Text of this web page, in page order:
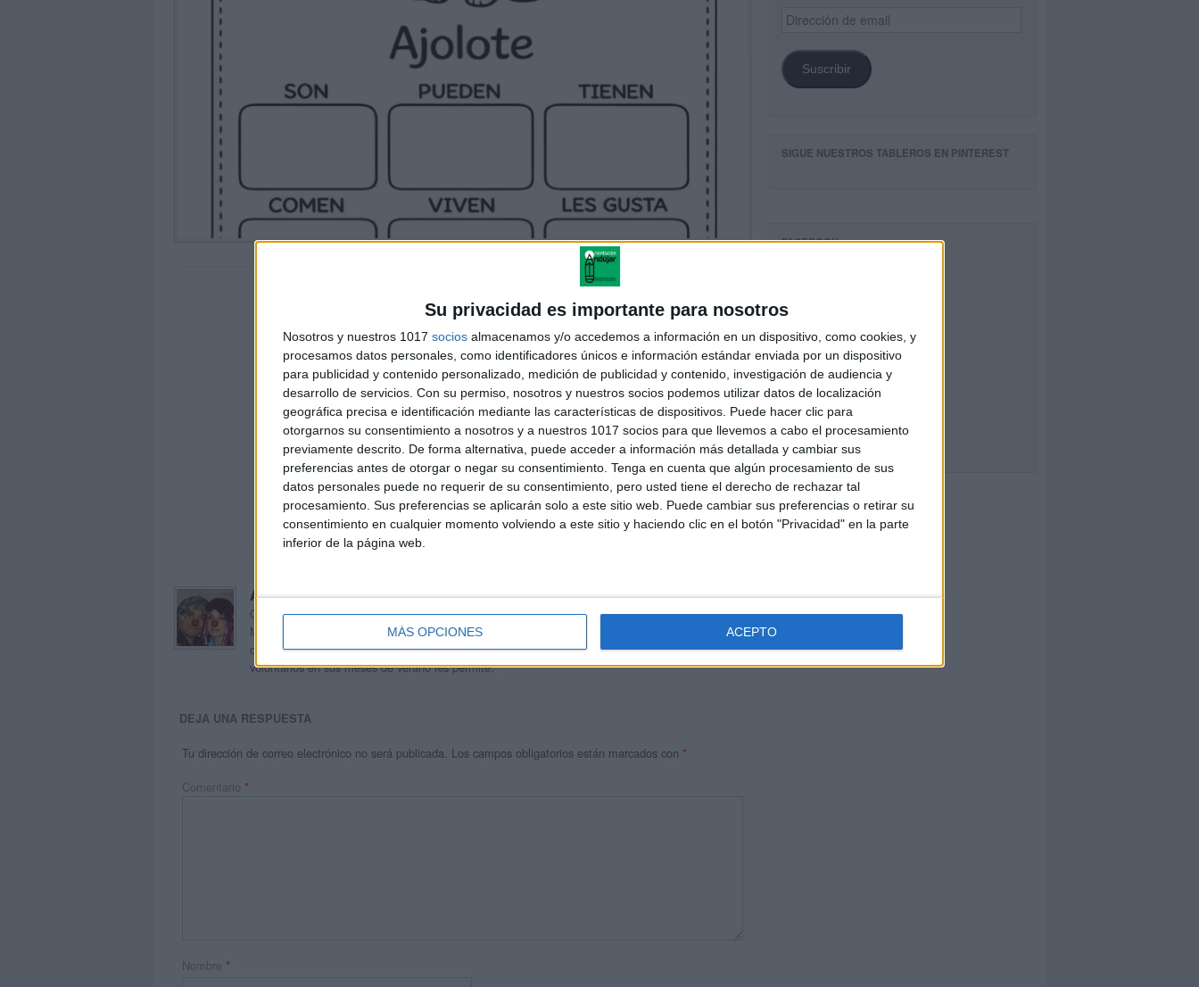
Su privacidad es importante para nosotros
Nosotros y nuestros 1017 socios almacenamos y/o accedemos a información en un dispositivo, como cookies, y
procesamos datos personales, como identificadores únicos e información estándar enviada por un dispositivo
para publicidad y contenido personalizado, medición de publicidad y contenido, investigación de audiencia y
desarrollo de servicios. Con su permiso, nosotros y nuestros socios podemos utilizar datos de localización
geográfica precisa e identificación mediante las características de dispositivos. Puede hacer clic para
otorgarnos su consentimiento a nosotros y a nuestros 1017 socios para que llevemos a cabo el procesamiento
previamente descrito. De forma alternativa, puede acceder a información más detallada y cambiar sus
preferencias antes de otorgar o negar su consentimiento. Tenga en cuenta que algún procesamiento de sus
datos personales puede no requerir de su consentimiento, pero usted tiene el derecho de rechazar tal
procesamiento. Sus preferencias se aplicarán solo a este sitio web. Puede cambiar sus preferencias o retirar su
consentimiento en cualquier momento volviendo a este sitio y haciendo clic en el botón "Privacidad" en la parte
inferior de la página web.
MÁS OPCIONES ACEPTO
Acerca de orientacionandujar
Orientación Andújar no es solo un blog, es la apuesta personal de dos profesores Ginés y
Maribel, que además de ser pareja, son los encargados de los contenidos que encontramos
dentro del blog y en el cual, vuelcan la mayor parte del tiempo, que sus tareas como docentes, y
voluntarios en sus meses de verano les permite.
DEJA UNA RESPUESTA
Tu dirección de correo electrónico no será publicada. Los campos obligatorios están marcados con *
Comentario *
Nombre *
Dirección
de
Suscribir
SIGUE NUESTROS TABLEROS EN PINTEREST
FACEBOOK